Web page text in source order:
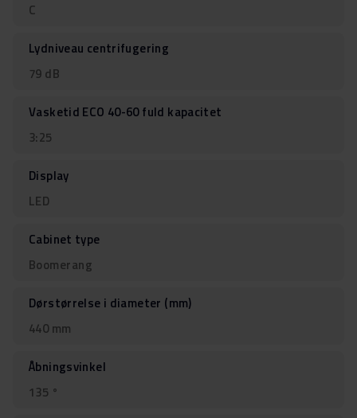
C
Lydniveau centrifugering
79 dB
Vasketid ECO 40-60 fuld kapacitet
3:25
Display
LED
Cabinet type
Boomerang
Dørstørrelse i diameter (mm)
440 mm
Åbningsvinkel
135 °